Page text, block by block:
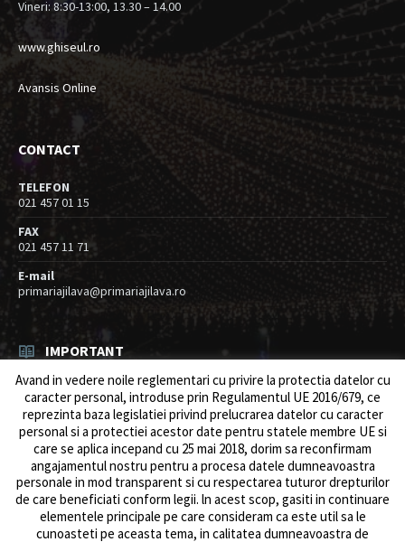
Vineri: 8:30-13:00, 13.30 – 14.00
www.ghiseul.ro
Avansis Online
CONTACT
TELEFON
021 457 01 15
FAX
021 457 11 71
E-mail
primariajilava@primariajilava.ro
IMPORTANT
Anunt concurs
05/08/2026 inResurse umane / Achizitii
Intreruperi alimentare energie electrica
03/08/2026 Anunturi
Avand in vedere noile reglementari cu privire la protectia datelor cu
caracter personal, introduse prin Regulamentul UE 2016/679, ce
reprezinta baza legislatiei privind prelucrarea datelor cu caracter
personal si a protectiei acestor date pentru statele membre UE si
care se aplica incepand cu 25 mai 2018, dorim sa reconfirmam
angajamentul nostru pentru a procesa datele dumneavoastra
personale in mod transparent si cu respectarea tuturor drepturilor
de care beneficiati conform legii. ln acest scop, gasiti in continuare
elementele principale pe care consideram ca este util sa le
cunoasteti pe aceasta tema, in calitatea dumneavoastra de